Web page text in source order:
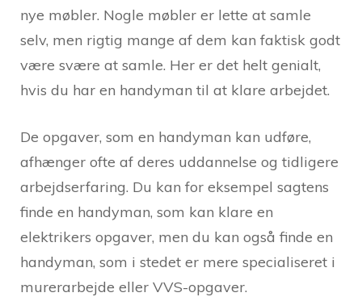
nye møbler. Nogle møbler er lette at samle
selv, men rigtig mange af dem kan faktisk godt
være svære at samle. Her er det helt genialt,
hvis du har en handyman til at klare arbejdet.
De opgaver, som en handyman kan udføre,
afhænger ofte af deres uddannelse og tidligere
arbejdserfaring. Du kan for eksempel sagtens
finde en handyman, som kan klare en
elektrikers opgaver, men du kan også finde en
handyman, som i stedet er mere specialiseret i
murerarbejde eller VVS-opgaver.